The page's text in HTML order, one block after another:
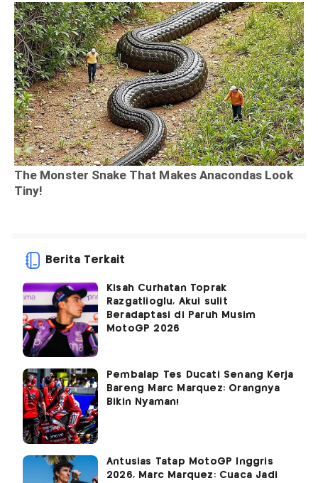
Berita Terkait
Kisah Curhatan Toprak
Razgatlioglu, Akui sulit
Beradaptasi di Paruh Musim
MotoGP 2026
Pembalap Tes Ducati Senang Kerja
Bareng Marc Marquez: Orangnya
Bikin Nyaman!
Antusias Tatap MotoGP Inggris
2026, Marc Marquez: Cuaca Jadi